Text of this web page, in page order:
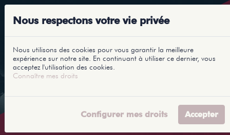
Nous respectons votre vie privée
Nous utilisons des cookies pour vous garantir la meilleure
expérience sur notre site. En continuant à utiliser ce dernier, vous
acceptez l'utilisation des cookies.
Connaître mes droits
Configurer mes droits Accepter